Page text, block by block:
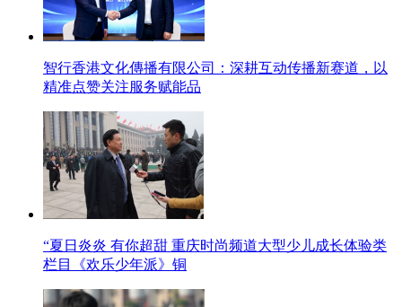
智行香港文化傳播有限公司：深耕互动传播新赛道，以
精准点赞关注服务赋能品
“夏日炎炎 有你超甜 重庆时尚频道大型少儿成长体验类
栏目《欢乐少年派》铜